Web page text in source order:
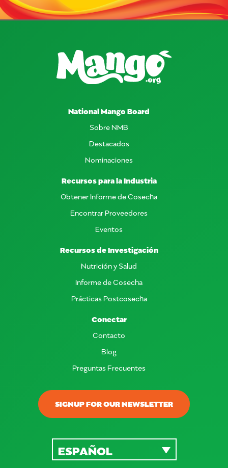
SIGNUP FOR OUR NEWSLETTER
National Mango Board
Sobre NMB
Destacados
Nominaciones
Recursos para la Industria
Obtener Informe de Cosecha
Encontrar Proveedores
Eventos
Recursos de Investigación
Nutrición y Salud
Informe de Cosecha
Prácticas Postcosecha
Conectar
Contacto
Blog
Preguntas Frecuentes
ESPAÑOL